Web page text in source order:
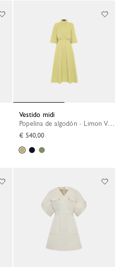
Vestido midi
Popelina de algodón - Limon Verde
€ 540,00